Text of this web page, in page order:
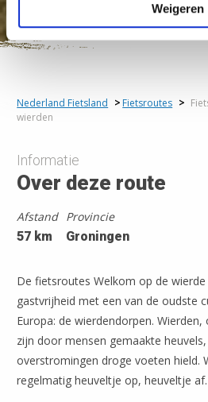
Weigeren
Nederland Fietsland > Fietsroutes >
wierden
Informatie
Over deze route
Afstand
57 km
Provincie
Groningen
De fietsroutes Welkom op de
gastvrijheid met een van de oudste
Europa: de wierdendorpen.
zijn door mensen gemaakte
overstromingen droge voeten hield.
regelmatig heuveltje op, heuveltje af.